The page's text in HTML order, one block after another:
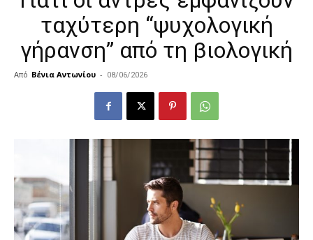
ταχύτερη “ψυχολογική
γήρανση” από τη βιολογική
Από Βένια Αντωνίου - 08/06/2026